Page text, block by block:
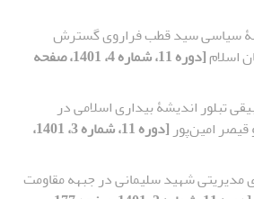
سیاسی سید قطب فراروی گسترش
اسلام
[دوره 11، شماره 4، 1401، صفحه
تبلور اندیشۀ بیداری اسلامی در
امین‌پور
[دوره 11، شماره 3، 1401،
مدیریتی شهید سلیمانی در جبهه مقاومت